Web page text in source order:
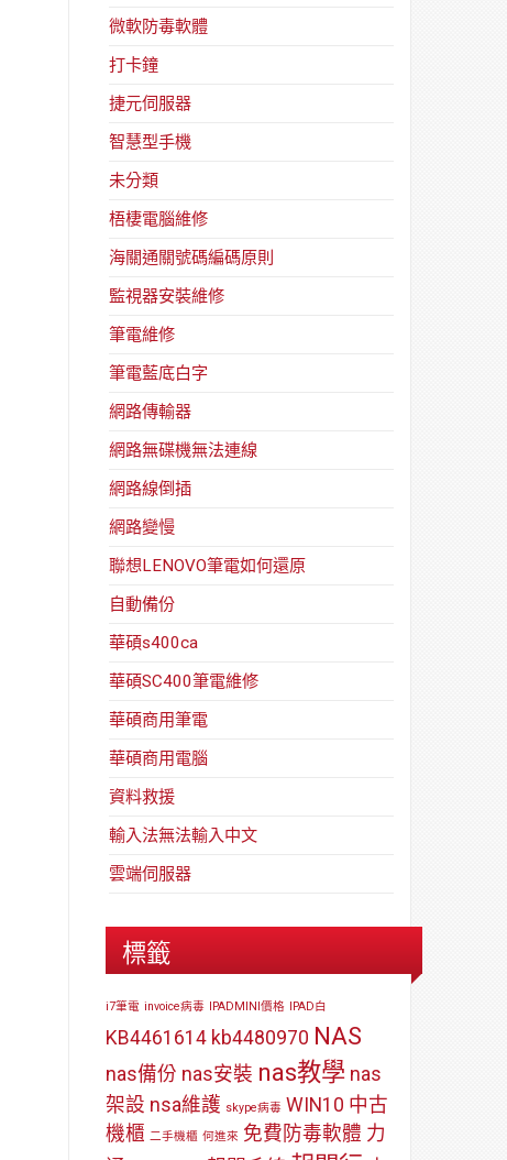
微軟防毒軟體
打卡鐘
捷元伺服器
智慧型手機
未分類
梧棲電腦維修
海關通關號碼編碼原則
監視器安裝維修
筆電維修
筆電藍底白字
網路傳輸器
網路無碟機無法連線
網路線倒插
網路變慢
聯想LENOVO筆電如何還原
自動備份
華碩s400ca
華碩SC400筆電維修
華碩商用筆電
華碩商用電腦
資料救援
輸入法無法輸入中文
雲端伺服器
標籤
i7筆電 invoice病毒 IPADMINI價格 IPAD白
KB4461614 kb4480970 NAS
nas備份 nas安裝 nas教學 nas
架設 nsa維護 skype病毒 WIN10 中古
機櫃 二手機櫃 何進來 免費防毒軟體 力